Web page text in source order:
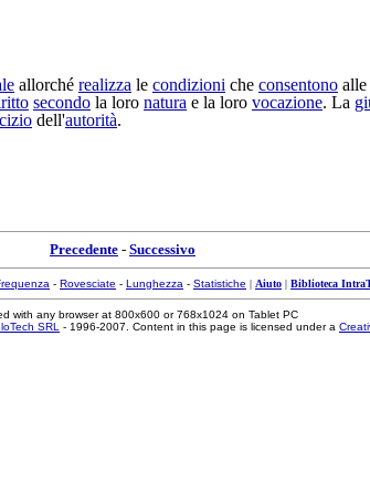
allorché realizza le condizioni che consentono alle
secondo la loro natura e la loro vocazione. La
dell'autorità.
Precedente - Successivo
- Rovesciate - Lunghezza - Statistiche | Aiuto | Biblioteca
with any browser at 800x600 or 768x1024 on Tablet PC
SRL - 1996-2007. Content in this page is licensed under a